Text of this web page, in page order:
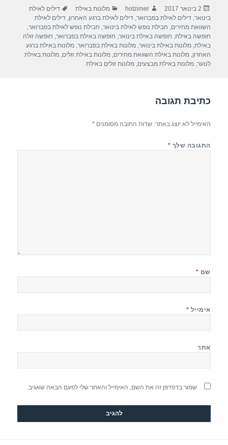
e
b
o
o
s
A
p
p
gr
a
m
e
פורסם
בתאריך
2 בינואר 2017 מחבר
hotzimer קטגוריות
מלונות באילת תגיות
דילים לאילת
בינואר,דילים לאילת בפברואר,דילים לאילת ברגע האחרון,דילים לאילת
השוואת מחירים, חבילת נופש לאילת בינואר, חבילת נופש לאילת בפברואר,
חופשה באילת, חופשה באילת בינואר, חופשה באילת בפברואר, חופשה זולה
באילת,מלונות באילת בינואר,מלונות באילת בפברואר,מלונות באילת ברגע
האחרון,מלונות באילת השוואת מחירים,מלונות באילת זולים,מלונות באילת
לנוער,מלונות באילת מבצעים,מלונות זולים באילת
כתיבת תגובה
האימייל לא יוצג באתר. שדות החובה מסומנים*
התגובה שלך *
שם *
אימייל *
אתר
שמור בדפדפן זה את השם, האימייל והאתר שלי לפעם הבאה שאגיב.